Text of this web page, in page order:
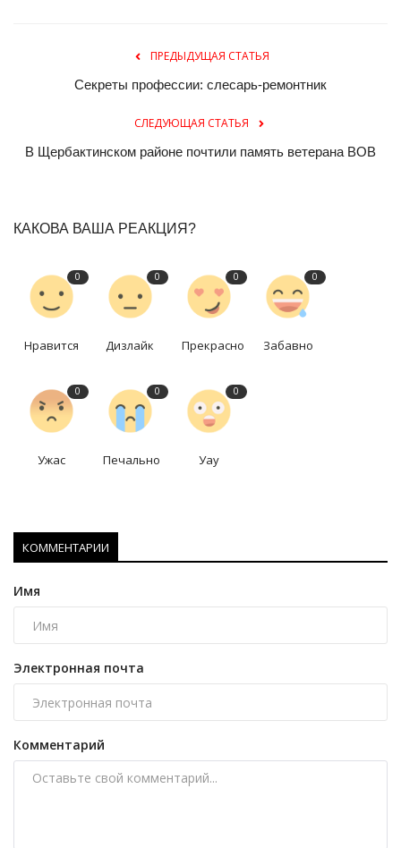
ПРЕДЫДУЩАЯ СТАТЬЯ
Секреты профессии: слесарь-ремонтник
СЛЕДУЮЩАЯ СТАТЬЯ
В Щербактинском районе почтили память ветерана ВОВ
КАКОВА ВАША РЕАКЦИЯ?
0
Нравится
0
Дизлайк
0
Прекрасно
0
Забавно
0
Ужас
0
Печально
0
Уау
КОММЕНТАРИИ
Имя
Электронная почта
Комментарий